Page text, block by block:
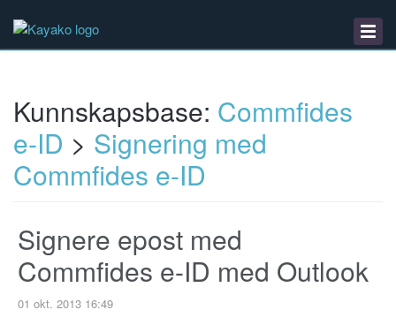
Kunnskapsbase
Nedlastinger
Kunnskapsbase: Commfides
e-ID > Signering med
Commfides e-ID
Signere epost med
Commfides e-ID med Outlook
01 okt. 2013 16:49